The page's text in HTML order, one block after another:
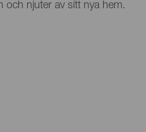
och njuter av sitt nya hem.